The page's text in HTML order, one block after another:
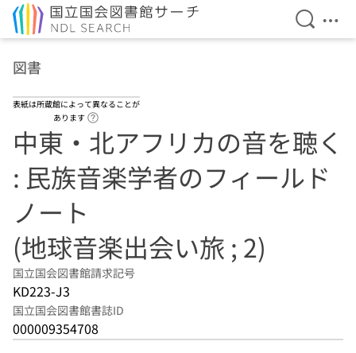
検索を
メ
図書
表紙は所蔵館によって異なることが
あります
中東・北アフリカの音を聴く
: 民族音楽学者のフィールド
ノート
(地球音楽出会い旅 ; 2)
国立国会図書館請求記号
KD223-J3
国立国会図書館書誌ID
000009354708